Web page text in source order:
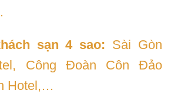
sạn 4 sao: Sài Gòn
Công Đoàn Côn Đảo
Hotel,…